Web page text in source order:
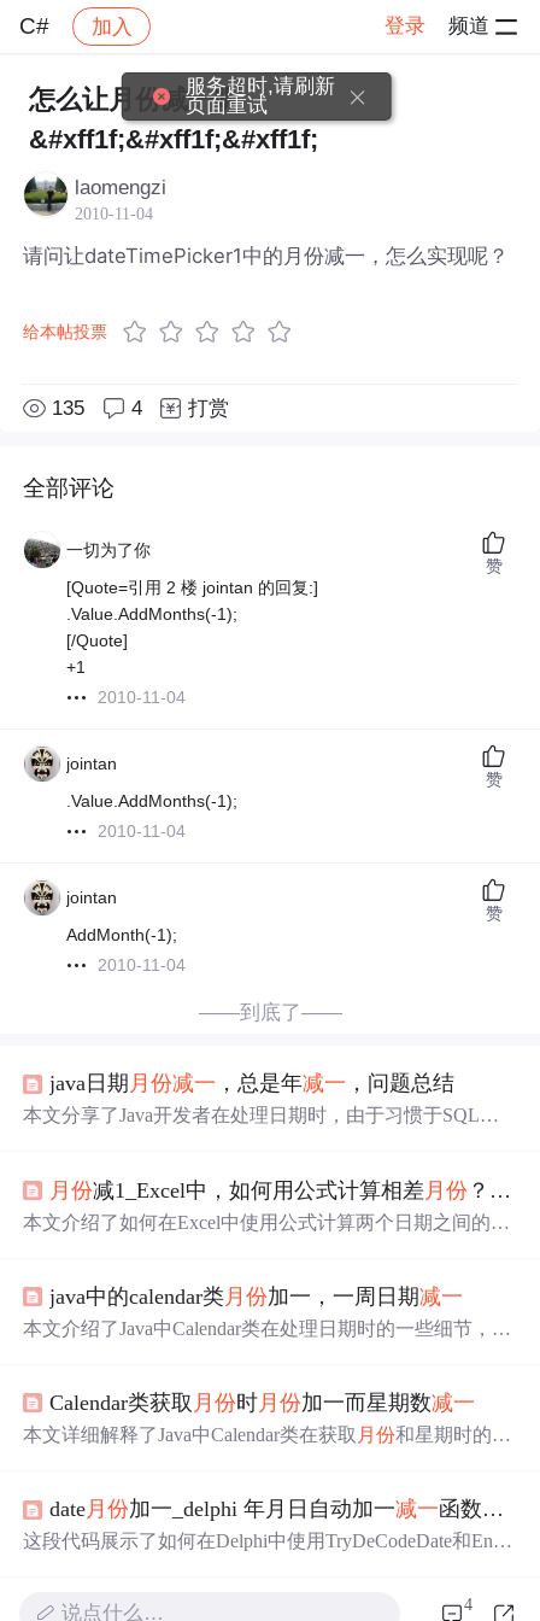
C# 加入 登录 频道
社区 C# 帖子详情
怎么让月份减一呢
&#xff1f;&#xff1f;&#xff1f;
laomengzi
2010-11-04
请问让dateTimePicker1中的月份减一，怎么实现呢？
给本帖投票
135 4 打赏
全部评论
一切为了你
[Quote=引用 2 楼 jointan 的回复:]
.Value.AddMonths(-1);
[/Quote]
+1
2010-11-04
赞
jointan
.Value.AddMonths(-1);
2010-11-04
赞
jointan
AddMonth(-1);
2010-11-04
赞
——到底了——
java日期 月份减一 ，总是年减一 ，问题总结
本文分享了Java开发者在处理日期时，由于习惯于SQL日
月份减1_Excel中，如何用公式计算相差 月份 ？（收藏备用）
本文介绍了如何在Excel中使用公式计算两个日期之间的相
产折旧计算中的应用。
java中的calendar类 月份加一，一周日期减一
本文介绍了Java中Calendar类在处理日期时的一些细节，如
ONTH字段则直接返回 月份中的天数。理解这些细节对于
正确处理日期至关重要。
Calendar类获取 月份时 月份加一而星期数减一
本文详细解释了Java中Calendar类在获取 月份和星期时的具
时，Calendar.DAY_OF_WEEK获取的一周中的第几天也会
因设置的第一天不同而有所变化，这需要开发者注意进行
date月份加一_delphi 年月日自动加一减一函数，月加一，月
这段代码展示了如何在Delphi中使用TryDeCodeDate和Enco
说点什么… 4
服务超时,请刷新
页面重试